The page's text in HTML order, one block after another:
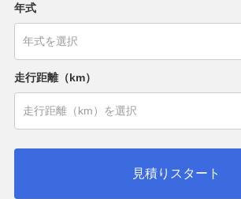
年式
走行距離（km）
見積りスタート